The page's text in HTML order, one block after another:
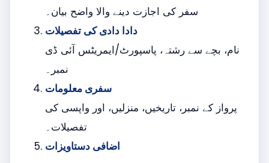
سفر کی اجازت دینے والا واضح بیان۔
دادا دادی کی تفصیلات
نام، بچے سے رشتہ، پاسپورٹ/ایمریٹس آئی ڈی
نمبر۔
سفری معلومات
پرواز کے نمبر، تاریخیں، منزلیں، اور واپسی کی
تفصیلات۔
اضافی دستاویزات